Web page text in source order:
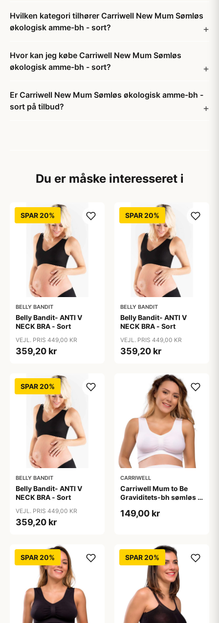
Hvilken kategori tilhører Carriwell New Mum Sømløs
økologisk amme-bh - sort?
Hvor kan jeg købe Carriwell New Mum Sømløs
økologisk amme-bh - sort?
Er Carriwell New Mum Sømløs økologisk amme-bh -
sort på tilbud?
Du er måske interesseret i
SPAR 20%
BELLY BANDIT
Belly Bandit- ANTI V
NECK BRA - Sort
VEJL. PRIS 449,00 KR
359,20 kr
SPAR 20%
BELLY BANDIT
Belly Bandit- ANTI V
NECK BRA - Sort
VEJL. PRIS 449,00 KR
359,20 kr
SPAR 20%
BELLY BANDIT
Belly Bandit- ANTI V
NECK BRA - Sort
VEJL. PRIS 449,00 KR
359,20 kr
CARRIWELL
Carriwell Mum to Be
Graviditets-bh sømløs -
149,00 kr
SPAR 20% SPAR 20%